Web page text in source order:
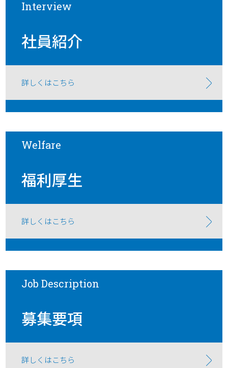
Interview
社員紹介
詳しくはこちら
Welfare
福利厚生
詳しくはこちら
Job Description
募集要項
詳しくはこちら